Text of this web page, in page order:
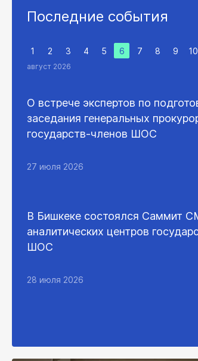
Последние события
1 2 3 4 5 6 7 8 9 10
август 2026
О встрече экспертов по
заседания генеральных
государств-членов ШОС
27 июля 2026
В Бишкеке состоялся Саммит
аналитических центров
ШОС
28 июля 2026